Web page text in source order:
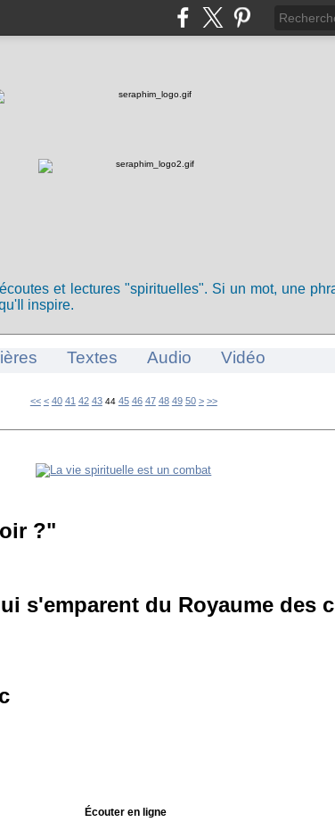
et lectures "spirituelles". Si un mot, une
inspire.
Textes Audio Vidéo
<< < 10
20
30
40 41 42 43 44 45 46 47 48 49 50 60
70
80
90
100
> >>
?"
s'emparent du Royaume des
Écouter en ligne